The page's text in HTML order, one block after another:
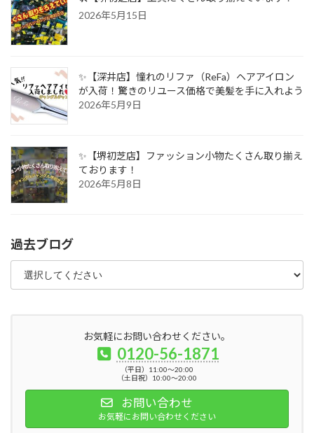
2026年5月15日
✨【深井店】憧れのリファ（ReFa）ヘアアイロン
が入荷！驚きのリユース価格で美髪を手に入れよう
2026年5月9日
✨【堺初芝店】ファッション小物たくさん取り揃え
ております！
2026年5月8日
過去ブログ
お気軽にお問い合わせください。
0120-56-1871
（平日）11:00～20:00
（土日祝）10:00～20:00
お問い合わせ
お気軽にお問い合わせください